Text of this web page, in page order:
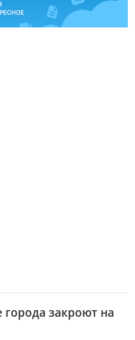
города закроют на